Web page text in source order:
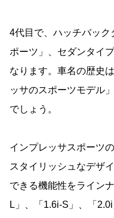
4代目で、ハッチバック
ポーツ」、セダンタイ
なります。車名の歴史
ッサのスポーツモデル
でしょう。
インプレッサスポーツ
スタイリッシュなデザ
できる機能性をライン
L」、「1.6i-S」、「